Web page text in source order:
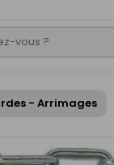
- Arrimages